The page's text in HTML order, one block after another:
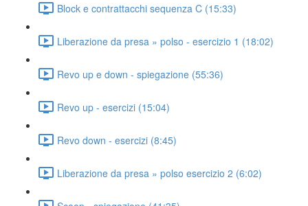
Block e contrattacchi sequenza C (15:33)
Liberazione da presa » polso - esercizio 1 (18:02)
Revo up e down - spiegazione (55:36)
Revo up - esercizi (15:04)
Revo down - esercizi (8:45)
Liberazione da presa » polso esercizio 2 (6:02)